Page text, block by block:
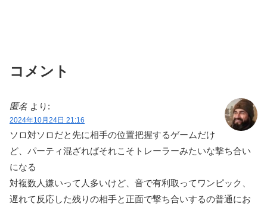
コメント
匿名 より:
2024年10月24日 21:16
ソロ対ソロだと先に相手の位置把握するゲームだけ
ど、パーティ混ざればそれこそトレーラーみたいな撃ち合い
になる
対複数人嫌いって人多いけど、音で有利取ってワンピック、
遅れて反応した残りの相手と正面で撃ち合いするの普通にお